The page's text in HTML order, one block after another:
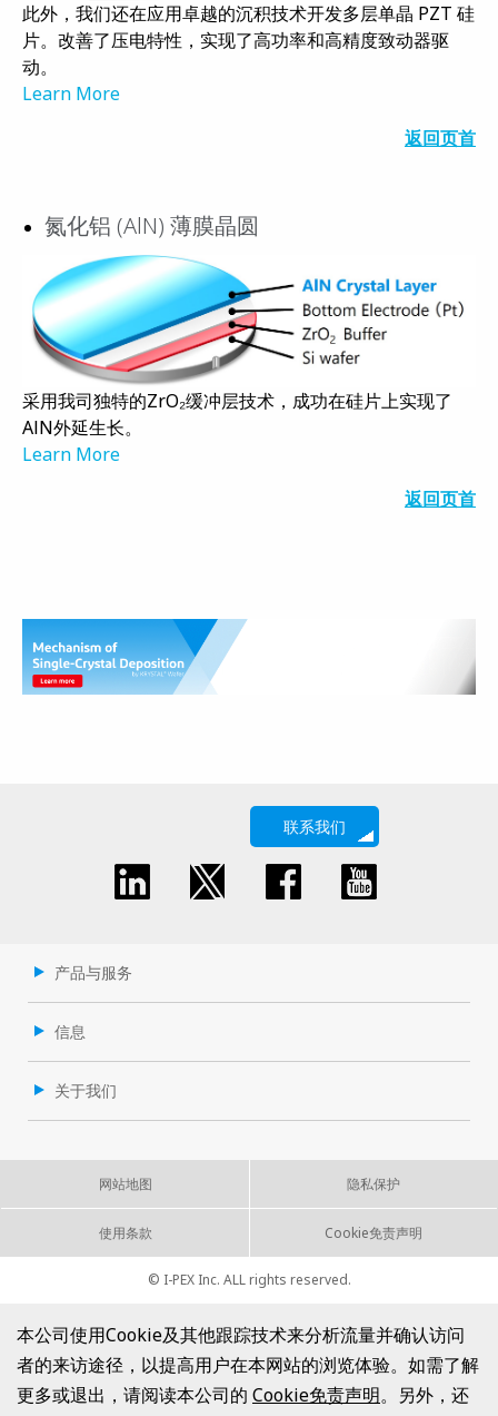
此外，我们还在应用卓越的沉积技术开发多层单晶 PZT 硅
片。改善了压电特性，实现了高功率和高精度致动器驱
动。
Learn More
返回页首
氮化铝 (AlN) 薄膜晶圆
采用我司独特的ZrO₂缓冲层技术，成功在硅片上实现了
AlN外延生长。
Learn More
返回页首
联系我们
产品与服务
信息
关于我们
网站地图 隐私保护
使用条款 Cookie免责声明
© I-PEX Inc. ALL rights reserved.
本公司使用Cookie及其他跟踪技术来分析流量并确认访问
者的来访途径，以提高用户在本网站的浏览体验。如需了解
更多或退出，请阅读本公司的 Cookie免责声明。另外，还